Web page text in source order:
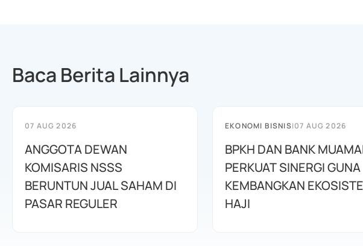
Baca Berita Lainnya
07 AUG 2026
ANGGOTA DEWAN
KOMISARIS NSSS
BERUNTUN JUAL SAHAM DI
PASAR REGULER
EKONOMI BISNIS|07 AUG 2026
BPKH DAN BANK
PERKUAT SINERGI GUNA
KEMBANGKAN
HAJI